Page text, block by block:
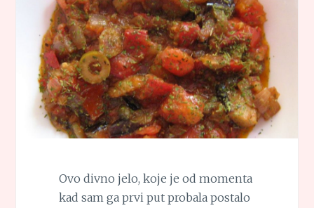
Ovo divno jelo, koje je od momenta
kad sam ga prvi put probala postalo